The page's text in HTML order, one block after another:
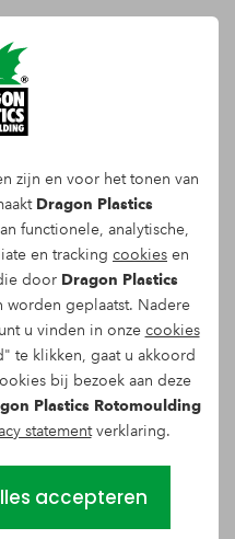
zijn en voor het tonen van
Dragon Plastics
functionele, analytische,
en tracking cookies en
door Dragon Plastics
geplaatst. Nadere
u vinden in onze cookies
te klikken, gaat u akkoord
bij bezoek aan deze
Plastics Rotomoulding
statementverklaring.
accepteren
KOELERS
. is een koeltechnisch
in het
problemen. Zij
koelers onder